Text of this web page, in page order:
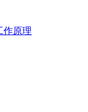
作原理